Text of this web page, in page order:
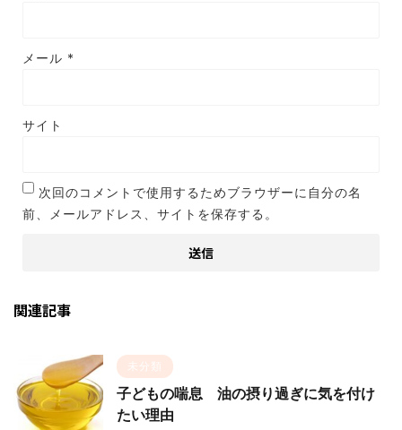
メール *
サイト
次回のコメントで使用するためブラウザーに自分の名
前、メールアドレス、サイトを保存する。
関連記事
未分類
子どもの喘息 油の摂り過ぎに気を付け
たい理由